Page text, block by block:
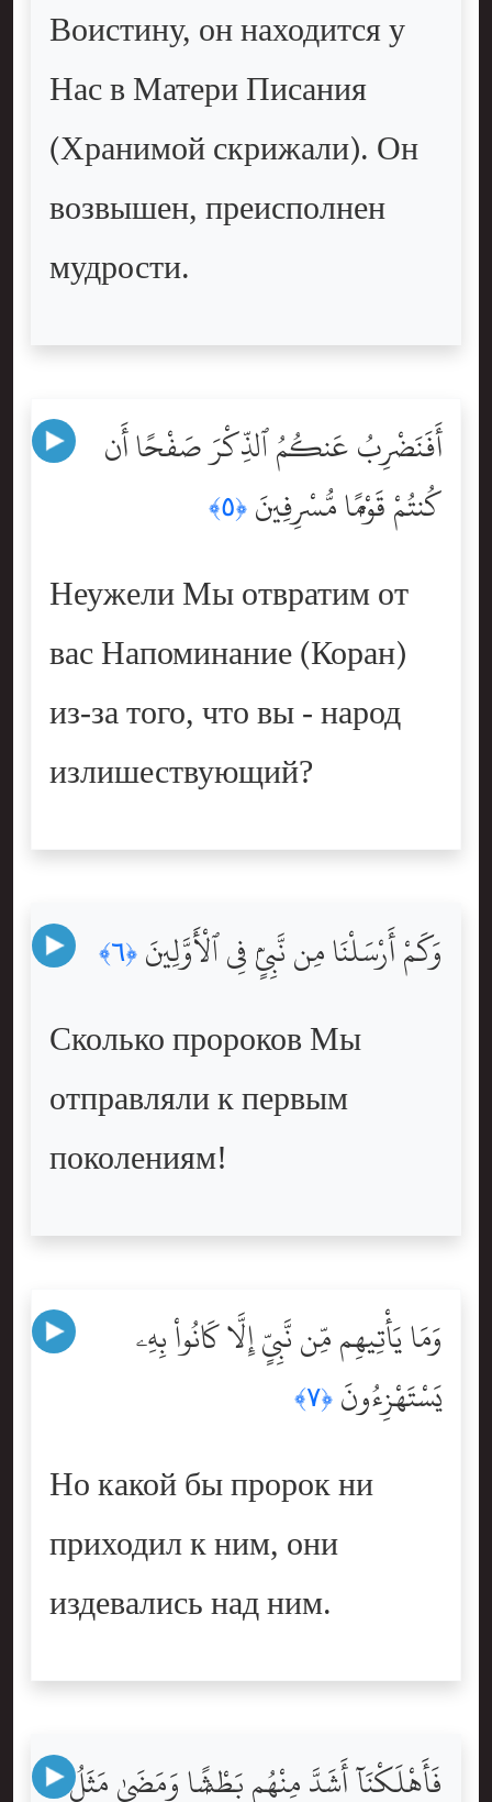
Воистину, он находится у
Нас в Матери Писания
(Хранимой скрижали). Он
возвышен, преисполнен
мудрости.
أَفَنَضْرِبُ عَنكُمُ ٱلذِّكْرَ صَفْحًا أَن
كُنتُمْ قَوْمًۭا مُّسْرِفِينَ ﴿٥﴾
Неужели Мы отвратим от
вас Напоминание (Коран)
из-за того, что вы - народ
излишествующий?
وَكَمْ أَرْسَلْنَا مِن نَّبِىٍّۢ فِى ٱلْأَوَّلِينَ ﴿٦﴾
Сколько пророков Мы
отправляли к первым
поколениям!
وَمَا يَأْتِيهِم مِّن نَّبِىٍّ إِلَّا كَانُواْ بِهِۦ
يَسْتَهْزِءُونَ ﴿٧﴾
Но какой бы пророк ни
приходил к ним, они
издевались над ним.
فَأَهْلَكْنَآ أَشَدَّ مِنْهُم بَطْشًۭا وَمَضَىٰ مَثَلُ